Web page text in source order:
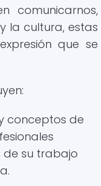
comunicarnos,
la cultura, estas
que se
conceptos de
su trabajo